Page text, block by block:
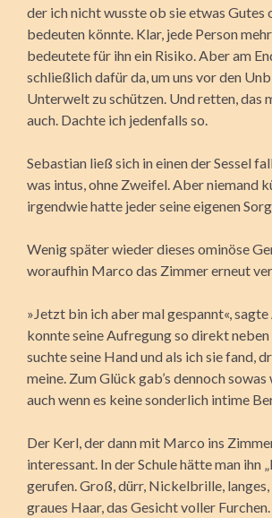
der ich nicht wusste ob sie etwas Gutes
bedeuten könnte. Klar, jede Person
bedeutete für ihn ein Risiko. Aber am
schließlich dafür da, um uns vor den
Unterwelt zu schützen. Und retten, das
auch. Dachte ich jedenfalls so.
Sebastian ließ sich in einen der Sessel
was intus, ohne Zweifel. Aber niemand
irgendwie hatte jeder seine eigenen
Wenig später wieder dieses ominöse
woraufhin Marco das Zimmer erneut
»Jetzt bin ich aber mal gespannt«,
konnte seine Aufregung so direkt neben
suchte seine Hand und als ich sie fand,
meine. Zum Glück gab’s dennoch sowas
auch wenn es keine sonderlich intime
Der Kerl, der dann mit Marco ins
interessant. In der Schule hätte man ihn
gerufen. Groß, dürr, Nickelbrille,
graues Haar, das Gesicht voller